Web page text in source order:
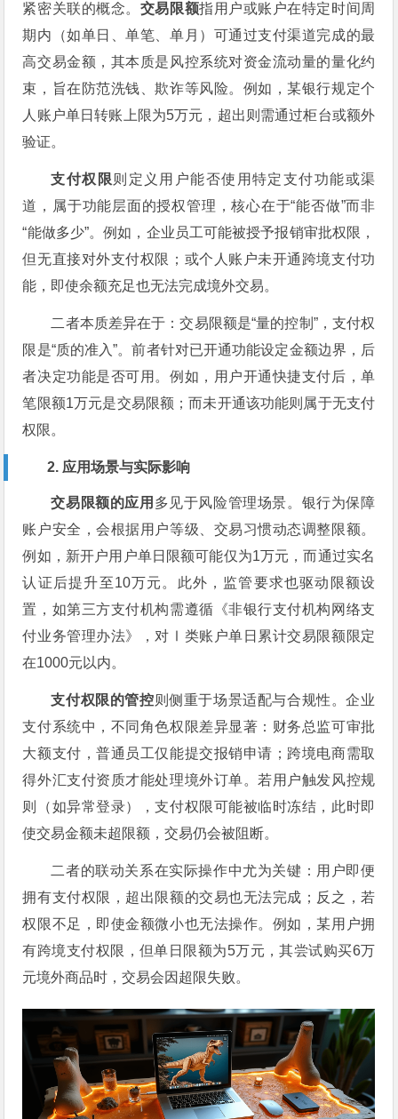
紧密关联的概念。 交易限额指用户或账户在特定时间周
期内（如单日、单笔、单月）可通过支付渠道完成的最
高交易金额，其本质是风控系统对资金流动量的量化约
束，旨在防范洗钱、欺诈等风险。例如，某银行规定个
人账户单日转账上限为5万元，超出则需通过柜台或额外
验证。
支付权限 则定义用户能否使用特定支付功能或渠
道，属于功能层面的授权管理，核心在于“能否做”而非
“能做多少”。例如，企业员工可能被授予报销审批权限，
但无直接对外支付权限；或个人账户未开通跨境支付功
能，即使余额充足也无法完成境外交易。
二者本质差异在于：交易限额是“量的控制”，支付权
限是“质的准入”。前者针对已开通功能设定金额边界，后
者决定功能是否可用。例如，用户开通快捷支付后，单
笔限额1万元是交易限额；而未开通该功能则属于无支付
权限。
2. 应用场景与实际影响
交易限额的应用 多见于风险管理场景。银行为保障
账户安全，会根据用户等级、交易习惯动态调整限额。
例如，新开户用户单日限额可能仅为1万元，而通过实名
认证后提升至10万元。此外，监管要求也驱动限额设
置，如第三方支付机构需遵循《非银行支付机构网络支
付业务管理办法》，对Ⅰ类账户单日累计交易限额限定
在1000元以内。
支付权限的管控则侧重于场景适配与合规性。企业
支付系统中，不同角色权限差异显著：财务总监可审批
大额支付，普通员工仅能提交报销申请；跨境电商需取
得外汇支付资质才能处理境外订单。若用户触发风控规
则（如异常登录），支付权限可能被临时冻结，此时即
使交易金额未超限额，交易仍会被阻断。
二者的联动关系在实际操作中尤为关键：用户即便
拥有支付权限，超出限额的交易也无法完成；反之，若
权限不足，即使金额微小也无法操作。例如，某用户拥
有跨境支付权限，但单日限额为5万元，其尝试购买6万
元境外商品时，交易会因超限失败。